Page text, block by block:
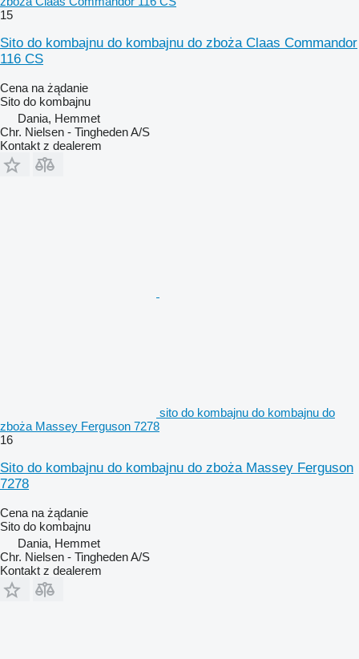
15
Sito do kombajnu do kombajnu do zboża Claas Commandor
116 CS
Cena na żądanie
Sito do kombajnu
Dania, Hemmet
Chr. Nielsen - Tingheden A/S
Kontakt z dealerem
sito do kombajnu do kombajnu do
zboża Massey Ferguson 7278
16
Sito do kombajnu do kombajnu do zboża Massey Ferguson
7278
Cena na żądanie
Sito do kombajnu
Dania, Hemmet
Chr. Nielsen - Tingheden A/S
Kontakt z dealerem